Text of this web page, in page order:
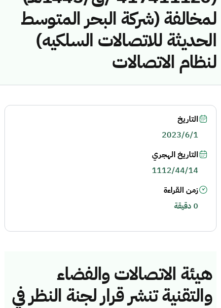
لمخالفة (شركة البحر المتوسط
الحديثة للاتصالات السلكيه)
لنظام الاتصالات
هيئة الاتصالات والفضاء
والتقنية تنشر قرار لجنة النظر في
التاريخ
2023/6/1
التاريخ الهجري
1112/44/14
زمن القراءة
0 دقيقة